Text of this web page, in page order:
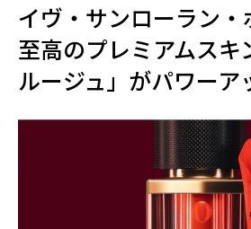
イヴ・サンローラン・
至高のプレミアムスキ
ルージュ」がパワーア